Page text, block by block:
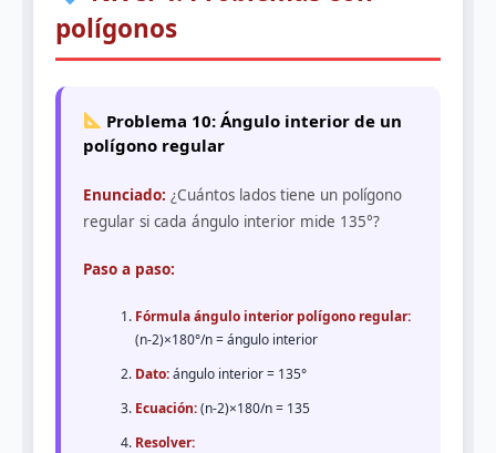
polígonos
Problema 10: Ángulo interior de un
polígono regular
Enunciado: ¿Cuántos lados tiene un polígono
regular si cada ángulo interior mide 135°?
Paso a paso:
Fórmula ángulo interior polígono regular:
(n-2)×180°/n = ángulo interior
Dato:ángulo interior = 135°
Ecuación:(n-2)×180/n = 135
Resolver: